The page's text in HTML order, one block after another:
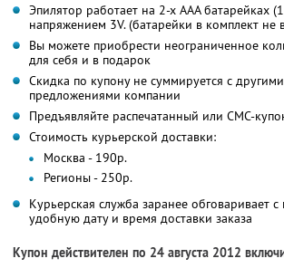
Эпилятор работает на 2-х ААА батарейках
напряжением 3V. (батарейки в комплект не
Вы можете приобрести неограниченное
для себя и в подарок
Скидка по купону не суммируется с
предложениями компании
Предъявляйте распечатанный или СМС-
Стоимость курьерской доставки:
Москва - 190р.
Регионы - 250р.
Курьерская служба заранее обговаривает с
удобную дату и время доставки заказа
Купон действителен по 24 августа 2012